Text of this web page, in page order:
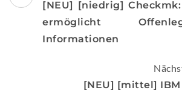
[NEU] [niedrig]
ermöglicht
Informationen
[NEU] [mittel] IBM